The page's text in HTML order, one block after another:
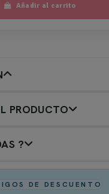
Añadir al carrito
PRODUCTO
?
DE DESCUENTO